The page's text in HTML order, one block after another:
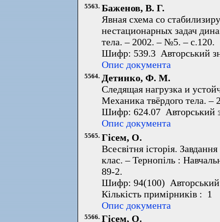
5563. Баженов, В. Г.
Явная схема со
нестационарных задач
тела. – 2002. – №5. – с.120.
Шифр: 539.3 Авторський
Опис документа
5564. Детинко, Ф. М.
Следящая нагрузка и
Механика твёрдого тела.
Шифр: 624.07 Авторський
Опис документа
5565. Гісем, О.
Всесвітня історія.
клас. – Тернопіль :
89-2.
Шифр: 94(100) Авторський
Кількість примірників :
Опис документа
5566. Гісем, О.